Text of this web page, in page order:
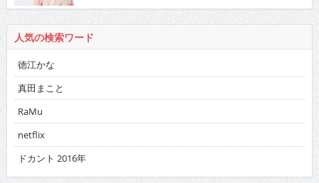
人気の検索ワード
徳江かな
真田まこと
RaMu
netflix
ドカント 2016年